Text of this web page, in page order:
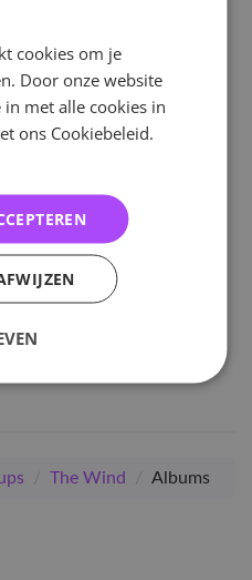
/ The Wind / Albums
cookies om je
Door onze website
met alle cookies in
ons Cookiebeleid.